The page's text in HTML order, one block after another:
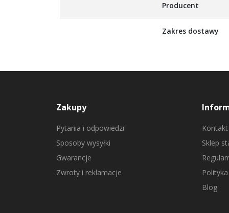
Producent
Zakres dostawy
Zakupy
Pytania i odpowiedzi
Sposoby wysyłki
Gwarancje
Zwroty i reklamacje
Kontakt
Sklep
Blog